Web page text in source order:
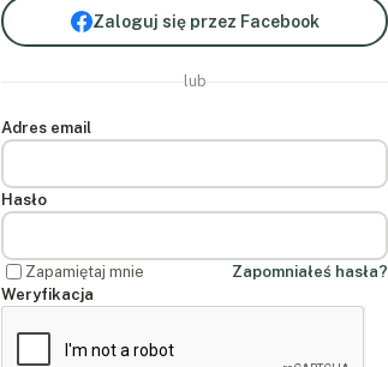
Zaloguj się przez Facebook
lub
Adres email
Hasło
Zapamiętaj mnie
Zapomniałeś hasła?
Weryfikacja